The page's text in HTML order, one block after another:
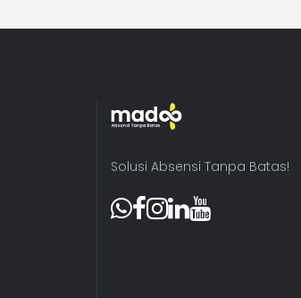
Solusi Absensi Tanpa Batas!